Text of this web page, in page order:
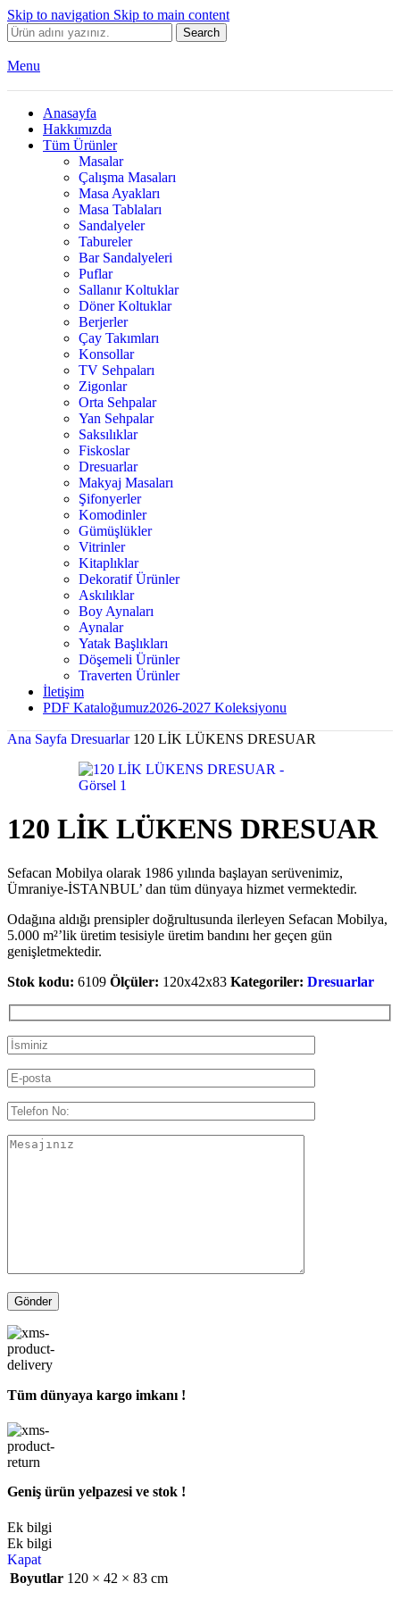
Skip to navigation Skip to main content
Search
Menu
Anasayfa
Hakkımızda
Tüm Ürünler
Masalar
Çalışma Masaları
Masa Ayakları
Masa Tablaları
Sandalyeler
Tabureler
Bar Sandalyeleri
Puflar
Sallanır Koltuklar
Döner Koltuklar
Berjerler
Çay Takımları
Konsollar
TV Sehpaları
Zigonlar
Orta Sehpalar
Yan Sehpalar
Saksılıklar
Fiskoslar
Dresuarlar
Makyaj Masaları
Şifonyerler
Komodinler
Gümüşlükler
Vitrinler
Kitaplıklar
Dekoratif Ürünler
Askılıklar
Boy Aynaları
Aynalar
Yatak Başlıkları
Döşemeli Ürünler
Traverten Ürünler
İletişim
PDF Kataloğumuz2026-2027 Koleksiyonu
Ana Sayfa Dresuarlar 120 LİK LÜKENS DRESUAR
120 LİK LÜKENS DRESUAR
Sefacan Mobilya olarak 1986 yılında başlayan serüvenimiz,
Ümraniye-İSTANBUL’ dan tüm dünyaya hizmet vermektedir.
Odağına aldığı prensipler doğrultusunda ilerleyen Sefacan Mobilya,
5.000 m²’lik üretim tesisiyle üretim bandını her geçen gün
genişletmektedir.
Stok kodu: 6109 Ölçüler: 120x42x83 Kategoriler: Dresuarlar
Tüm dünyaya kargo imkanı !
Geniş ürün yelpazesi ve stok !
Ek bilgi
Ek bilgi
Kapat
Boyutlar 120 × 42 × 83 cm